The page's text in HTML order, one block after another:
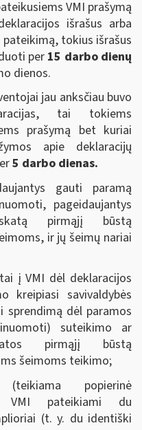
VMI prašymą
išrašus arba
tokius išrašus
per15 darbo dienų
dienos.
jau anksčiau buvo
tai tokiems
prašymą bet kuriai
apie deklaracijų
5 darbo dienas.
gauti paramą
pageidaujantys
pirmąjį būstą
ir jų šeimų nariai
į VMI dėl deklaracijos
kreipiasi savivaldybės
sprendimą dėl paramos
suteikimo ar
pirmąjį būstą
šeimoms teikimo;
popierinė
VMI pateikiami du
(t. y. du identiški